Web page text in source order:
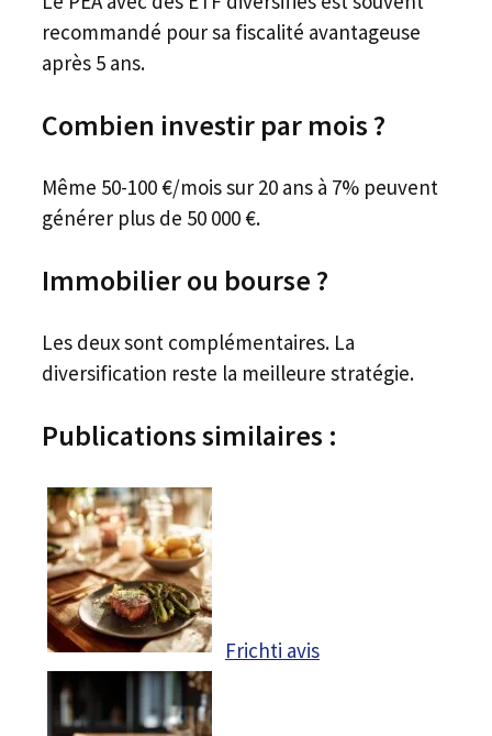
recommandé pour sa fiscalité avantageuse
après 5 ans.
Combien investir par mois ?
Même 50-100 €/mois sur 20 ans à 7% peuvent
générer plus de 50 000 €.
Immobilier ou bourse ?
Les deux sont complémentaires. La
diversification reste la meilleure stratégie.
Publications similaires :
Frichti avis